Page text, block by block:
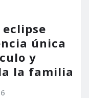
única
y
la familia